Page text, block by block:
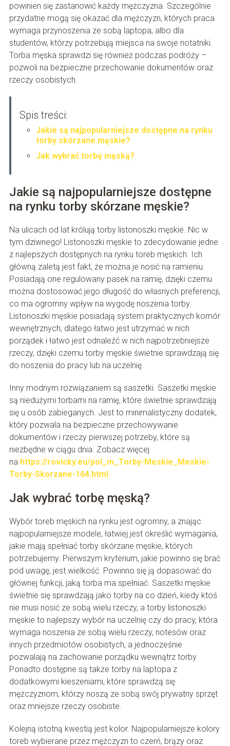
powinien się zastanowić każdy mężczyzna. Szczególnie
przydatne mogą się okazać dla mężczyzn, których praca
wymaga przynoszenia ze sobą laptopa, albo dla
studentów, którzy potrzebują miejsca na swoje notatniki.
Torba męska sprawdzi się również podczas podróży –
pozwoli na bezpieczne przechowanie dokumentów oraz
rzeczy osobistych.
Spis treści:
Jakie są najpopularniejsze dostępne na rynku
torby skórzane męskie?
Jak wybrać torbę męską?
Jakie są najpopularniejsze dostępne
na rynku torby skórzane męskie?
Na ulicach od lat królują torby listonoszki męskie. Nic w
tym dziwnego! Listonoszki męskie to zdecydowanie jedne
z najlepszych dostępnych na rynku toreb męskich. Ich
główną zaletą jest fakt, że można je nosić na ramieniu.
Posiadają one regulowany pasek na ramię, dzięki czemu
można dostosować jego długość do własnych preferencji,
co ma ogromny wpływ na wygodę noszenia torby.
Listonoszki męskie posiadają system praktycznych komór
wewnętrznych, dlatego łatwo jest utrzymać w nich
porządek i łatwo jest odnaleźć w nich najpotrzebniejsze
rzeczy, dzięki czemu torby męskie świetnie sprawdzają się
do noszenia do pracy lub na uczelnię.
Inny modnym rozwiązaniem są saszetki. Saszetki męskie
są niedużymi torbami na ramię, które świetnie sprawdzają
się u osób zabieganych. Jest to minimalistyczny dodatek,
który pozwala na bezpieczne przechowywanie
dokumentów i rzeczy pierwszej potrzeby, które są
niezbędne w ciągu dnia. Zobacz więcej
na https://rovicky.eu/pol_m_Torby-Meskie_Meskie-
Torby-Skorzane-164.html
Jak wybrać torbę męską?
Wybór toreb męskich na rynku jest ogromny, a znając
najpopularniejsze modele, łatwiej jest określić wymagania,
jakie mają spełniać torby skórzane męskie, których
potrzebujemy. Pierwszym kryterium, jakie powinno się brać
pod uwagę, jest wielkość. Powinno się ją dopasować do
głównej funkcji, jaką torba ma spełniać. Saszetki męskie
świetnie się sprawdzają jako torby na co dzień, kiedy ktoś
nie musi nosić ze sobą wielu rzeczy, a torby listonoszki
męskie to najlepszy wybór na uczelnię czy do pracy, która
wymaga noszenia ze sobą wielu rzeczy, notesów oraz
innych przedmiotów osobistych, a jednocześnie
pozwalają na zachowanie porządku wewnątrz torby.
Ponadto dostępne są także torby na laptopa z
dodatkowymi kieszeniami, które sprawdzą się
mężczyznom, którzy noszą ze sobą swój prywatny sprzęt
oraz mniejsze rzeczy osobiste.
Kolejną istotną kwestią jest kolor. Najpopularniejsze kolory
toreb wybierane przez mężczyzn to czerń, brązy oraz